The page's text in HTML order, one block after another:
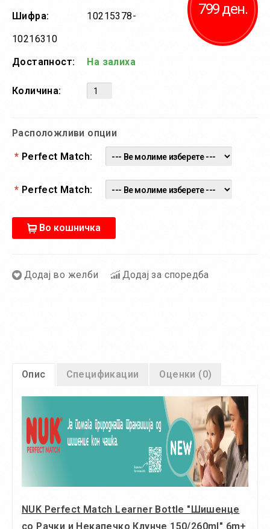
799 ден.
Шифра:
10215378-
10216310
Достапност:
На залиха
Количина:
Расположливи опции
* Perfect Match:
* Perfect Match:
Во кошничка
Додај во желби Додај за споредба
Опис Спецификации Оценки (0)
NUK Perfect Match Learner Bottle "Шишенце
со Рачки и Некапечко Клунче 150/260ml" 6m+